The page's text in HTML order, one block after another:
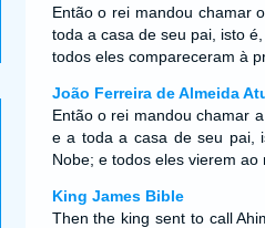
Então o rei mandou chamar
toda a casa de seu pai, isto
todos eles compareceram à
João Ferreira de Almeida
Então o rei mandou chamar
e a toda a casa de seu pai,
Nobe; e todos eles vierem
King James Bible
Then the king sent to call